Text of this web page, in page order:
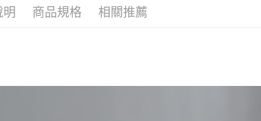
明 商品規格 相關推薦